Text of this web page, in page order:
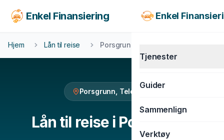
Enkel Finansiering Enkel
Tjenester
MC-lån
Guider
Sammenlign
Verktøy
Hjem Lån til reise Porsgrunn
Porsgrunn Telemark
Lån til reise i Porsgrunn